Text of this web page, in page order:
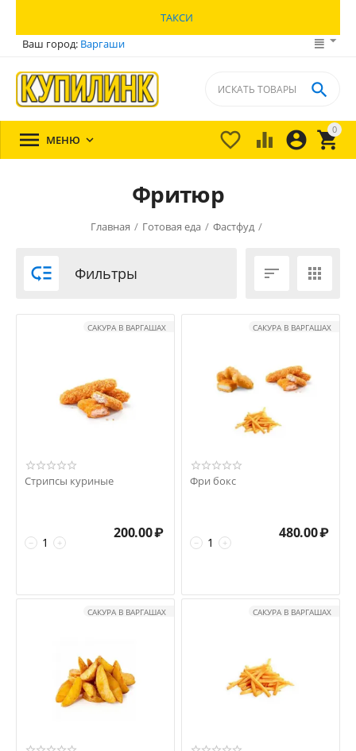
ТАКСИ
Ваш город: Варгаши
0


 

 МЕНЮ 
Фритюр
Главная / Готовая еда / Фастфуд /
 Фильтры  
САКУРА В ВАРГАШАХ
Стрипсы куриные
+
−
200.00₽
САКУРА В ВАРГАШАХ
Фри бокс
+
−
480.00₽
САКУРА В ВАРГАШАХ САКУРА В ВАРГАШАХ